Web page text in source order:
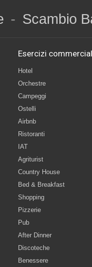
- Scambio
Esercizi
Hotel
Orchestre
Campeggi
Ostelli
Airbnb
Ristoranti
IAT
Agriturist
Country House
Bed & Breakfast
Shopping
Pizzerie
Pub
After Dinner
Discoteche
Benessere